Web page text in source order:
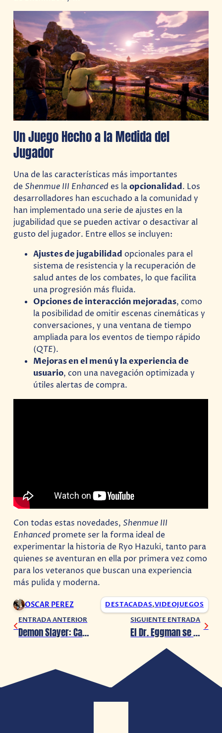
Un Juego Hecho a la Medida del
Jugador
Una de las características más importantes
de Shenmue III Enhanced es laopcionalidad. Los
desarrolladores han escuchado a la comunidad y
han implementado una serie de ajustes en la
jugabilidad que se pueden activar o desactivar al
gusto del jugador. Entre ellos se incluyen:
Ajustes de jugabilidad opcionales para el
sistema de resistencia y la recuperación de
salud antes de los combates, lo que facilita
una progresión más fluida.
Opciones de interacción mejoradas, como
la posibilidad de omitir escenas cinemáticas y
conversaciones, y una ventana de tiempo
ampliada para los eventos de tiempo rápido
(QTE).
Mejoras en el menú y la experiencia de
usuario, con una navegación optimizada y
útiles alertas de compra.
Con todas estas novedades, Shenmue III
Enhanced promete ser la forma ideal de
experimentar la historia de Ryo Hazuki, tanto para
quienes se aventuran en ella por primera vez como
para los veteranos que buscan una experiencia
más pulida y moderna.
OSCAR PEREZ DESTACADAS,VIDEOJUEGOS
ENTRADA ANTERIOR
Demon Slayer: Castillo Infinito, rompe récords y supera a Frozen en Japón
SIGUIENTE ENTRADA
El Dr. Eggman se une a la batalla en SHINOBI: Art of Vengeance